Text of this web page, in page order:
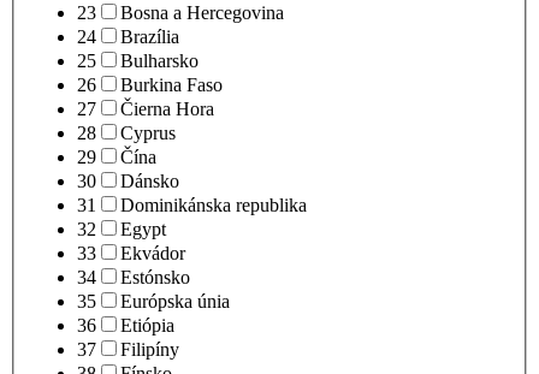
23
Bosna a Hercegovina
24
Brazília
25
Bulharsko
26
Burkina Faso
27
Čierna Hora
28
Cyprus
29
Čína
30
Dánsko
31
Dominikánska republika
32
Egypt
33
Ekvádor
34
Estónsko
35
Európska únia
36
Etiópia
37
Filipíny